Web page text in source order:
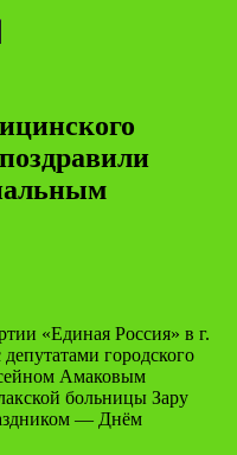
«Единая Россия» в г.
городского
Амаковым
больницы Зару
— Днём